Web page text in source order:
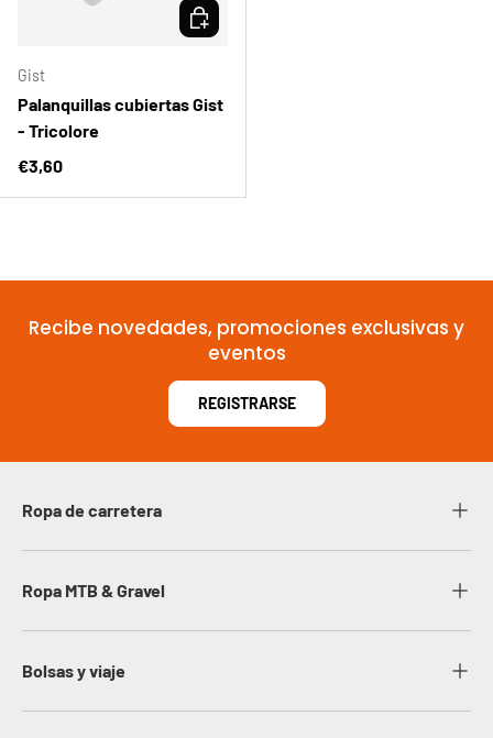
Gist
Palanquillas cubiertas Gist
- Tricolore
Precio normal
€3,60
ELEGIR OPCIONES
Recibe novedades, promociones exclusivas y
eventos
REGISTRARSE
Ropa de carretera
Ropa MTB & Gravel
Bolsas y viaje